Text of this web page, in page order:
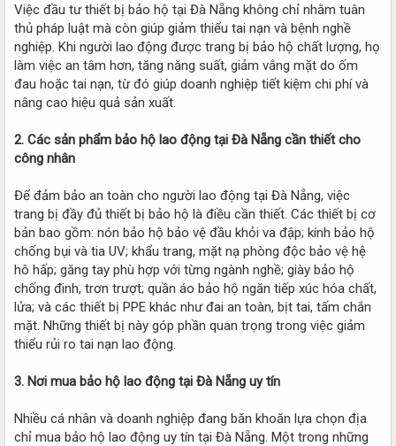
Việc đầu tư thiết bị bảo hộ tại Đà Nẵng không chỉ nhằm tuân
thủ pháp luật mà còn giúp giảm thiểu tai nạn và bệnh nghề
nghiệp. Khi người lao động được trang bị bảo hộ chất lượng, họ
làm việc an tâm hơn, tăng năng suất, giảm vắng mặt do ốm
đau hoặc tai nạn, từ đó giúp doanh nghiệp tiết kiệm chi phí và
nâng cao hiệu quả sản xuất.
2. Các sản phẩm bảo hộ lao động tại Đà Nẵng cần thiết cho
công nhân
Để đảm bảo an toàn cho người lao động tại Đà Nẵng, việc
trang bị đầy đủ thiết bị bảo hộ là điều cần thiết. Các thiết bị cơ
bản bao gồm: nón bảo hộ bảo vệ đầu khỏi va đập; kính bảo hộ
chống bụi và tia UV; khẩu trang, mặt nạ phòng độc bảo vệ hệ
hô hấp; găng tay phù hợp với từng ngành nghề; giày bảo hộ
chống đinh, trơn trượt; quần áo bảo hộ ngăn tiếp xúc hóa chất,
lửa; và các thiết bị PPE khác như đai an toàn, bịt tai, tấm chắn
mặt. Những thiết bị này góp phần quan trọng trong việc giảm
thiểu rủi ro tai nạn lao động.
3. Nơi mua bảo hộ lao động tại Đà Nẵng uy tín
Nhiều cá nhân và doanh nghiệp đang băn khoăn lựa chọn địa
chỉ mua bảo hộ lao động uy tín tại Đà Nẵng. Một trong những